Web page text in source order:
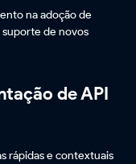
na adoção de
de novos
de API
rápidas e contextuais